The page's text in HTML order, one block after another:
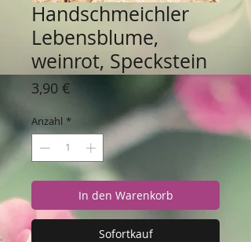
Handschmeichler
Lebensblume,
weinrot, Speckstein
3,90 €
Anzahl *
In den Warenkorb
Sofortkauf